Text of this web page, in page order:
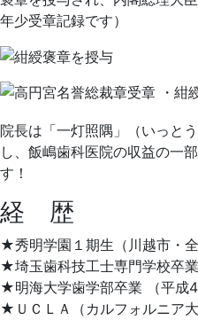
年少受章記録です）
院長は「一灯照隅」（いっと
し、飯嶋歯科医院の収益の一
す！
経 歴
★秀明学園１期生（川越市・全
★埼玉歯科技工士専門学校卒業
★明海大学歯学部卒業 （平成4
★ＵＣＬＡ（カルフォルニア